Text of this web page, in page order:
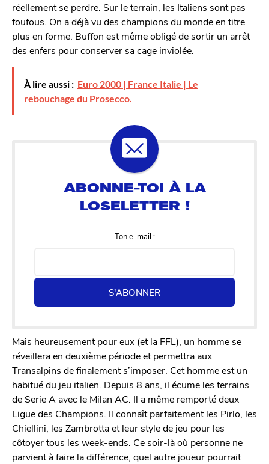
réellement se perdre. Sur le terrain, les Italiens sont pas
foufous. On a déjà vu des champions du monde en titre
plus en forme. Buffon est même obligé de sortir un arrêt
des enfers pour conserver sa cage inviolée.
À lire aussi : Euro 2000 | France Italie | Le
rebouchage du Prosecco.
Ton e-mail :
S'ABONNER
Mais heureusement pour eux (et la FFL), un homme se
réveillera en deuxième période et permettra aux
Transalpins de finalement s’imposer. Cet homme est un
habitué du jeu italien. Depuis 8 ans, il écume les terrains
de Serie A avec le Milan AC. Il a même remporté deux
Ligue des Champions. Il connaît parfaitement les Pirlo, les
Chiellini, les Zambrotta et leur style de jeu pour les
côtoyer tous les week-ends. Ce soir-là où personne ne
parvient à faire la différence, quel autre joueur pourrait